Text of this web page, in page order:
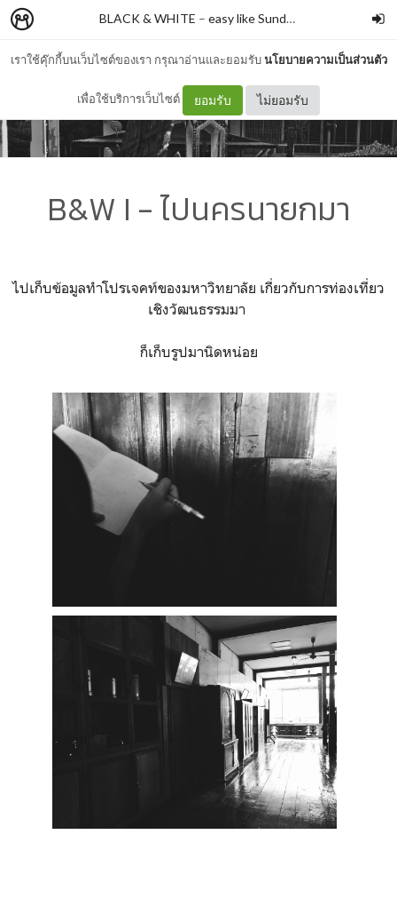
เราใช้คุ๊กกี้บนเว็บไซต์ของเรา กรุณาอ่านและยอมรับนโยบายความเป็นส่วนตัว
เพื่อใช้บริการเว็บไซต์ ยอมรับ ไม่ยอมรับ
BLACK & WHITE – easy like Sunday
B&W I - ไปนครนายกมา
ไปเก็บข้อมูลทำโปรเจคท์ของมหาวิทยาลัย เกี่ยวกับการท่องเที่ยว
เชิงวัฒนธรรมมา
ก็เก็บรูปมานิดหน่อย